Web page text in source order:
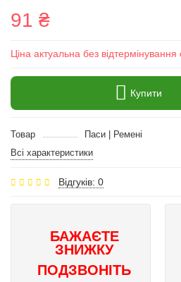
91 ₴
Ціна актуальна без відтермінування
Купити
Товар
Паси | Ремені
Всі характеристики
Відгуків: 0
БАЖАЄТЕ
ЗНИЖКУ
ПОДЗВОНІТЬ